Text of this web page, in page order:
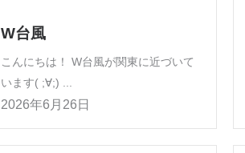
W台風
こんにちは！ W台風が関東に近づいて
います( ;∀;) ...
2026年6月26日